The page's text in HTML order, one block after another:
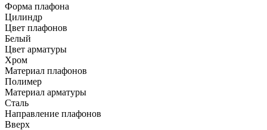
Форма плафона
Цилиндр
Цвет плафонов
Белый
Цвет арматуры
Хром
Материал плафонов
Полимер
Материал арматуры
Сталь
Направление плафонов
Вверх